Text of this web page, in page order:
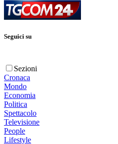
Seguici su
Sezioni
Cronaca
Mondo
Economia
Politica
Spettacolo
Televisione
People
Lifestyle